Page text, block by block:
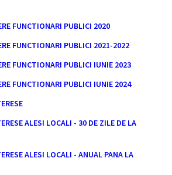
FUNCTIONARI PUBLICI 2020
FUNCTIONARI PUBLICI 2021-2022
FUNCTIONARI PUBLICI IUNIE 2023
FUNCTIONARI PUBLICI IUNIE 2024
ALESI LOCALI - 30 DE ZILE DE LA
ALESI LOCALI - ANUAL PANA LA